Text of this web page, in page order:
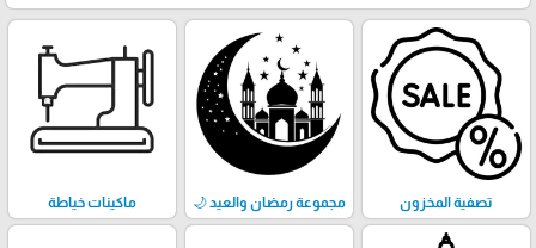
تصفية المخزون مجموعة رمضان والعيد 🌙 ماكينات خياطة